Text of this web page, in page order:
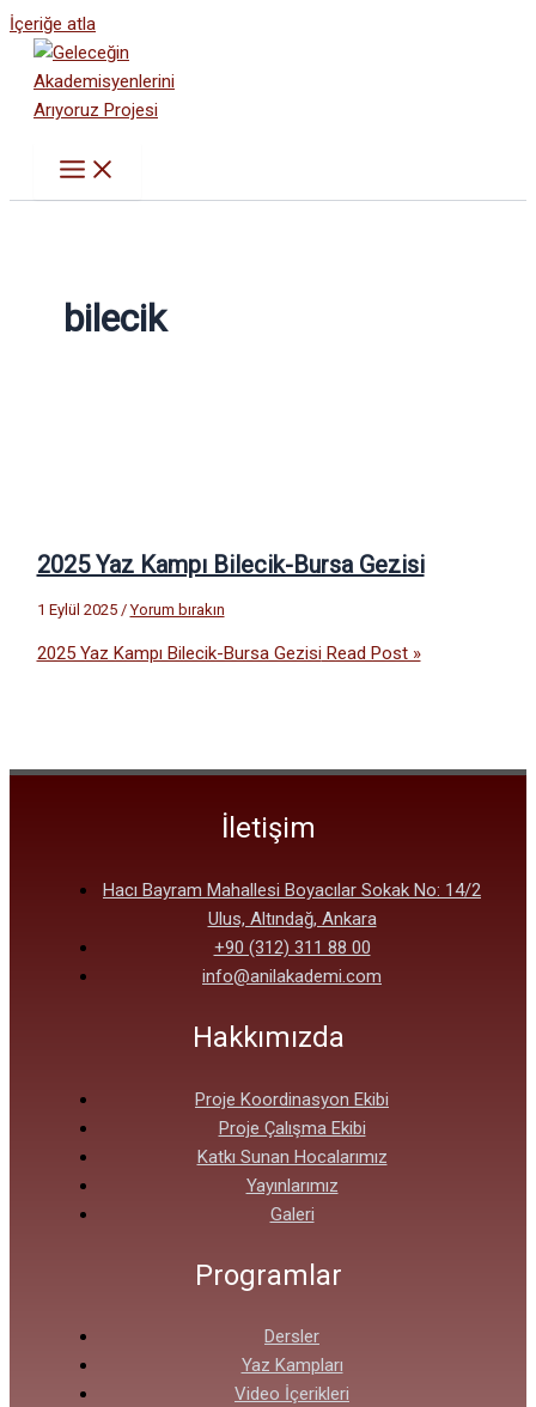
İçeriğe atla
bilecik
2025 Yaz Kampı Bilecik-Bursa Gezisi
1 Eylül 2025 /Yorum bırakın
2025 Yaz Kampı Bilecik-Bursa Gezisi Read Post »
İletişim
Hacı Bayram Mahallesi Boyacılar Sokak No: 14/2
Ulus, Altındağ, Ankara
+90 (312) 311 88 00
info@anilakademi.com
Hakkımızda
Proje Koordinasyon Ekibi
Proje Çalışma Ekibi
Katkı Sunan Hocalarımız
Yayınlarımız
Galeri
Programlar
Dersler
Yaz Kampları
Video İçerikleri